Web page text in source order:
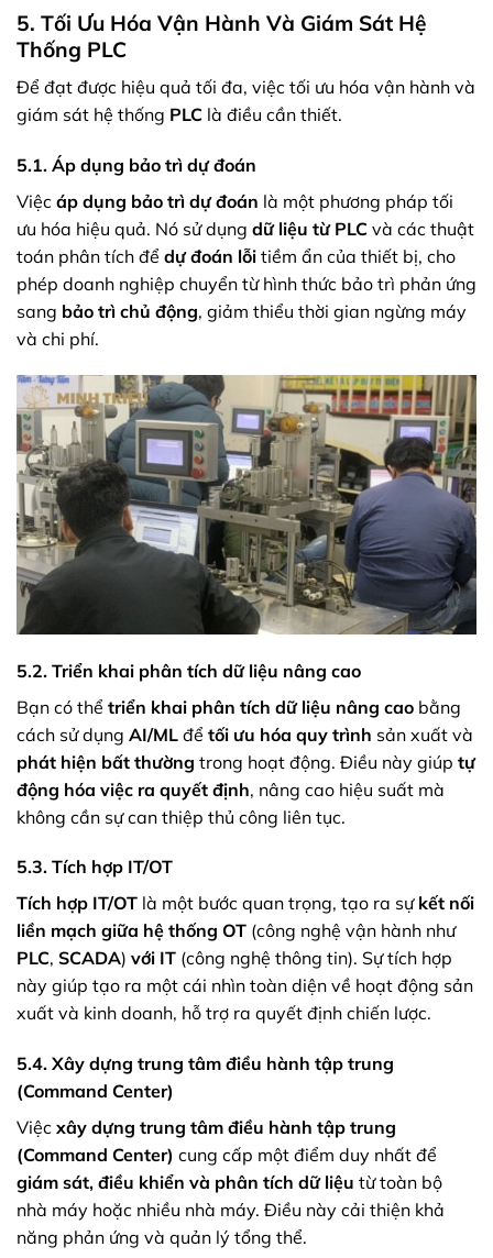
5. Tối Ưu Hóa Vận Hành Và Giám Sát Hệ
Thống PLC
Để đạt được hiệu quả tối đa, việc tối ưu hóa vận hành và
giám sát hệ thống PLC là điều cần thiết.
5.1. Áp dụng bảo trì dự đoán
Việc áp dụng bảo trì dự đoán là một phương pháp tối
ưu hóa hiệu quả. Nó sử dụng dữ liệu từ PLC và các thuật
toán phân tích để dự đoán lỗi tiềm ẩn của thiết bị, cho
phép doanh nghiệp chuyển từ hình thức bảo trì phản ứng
sang bảo trì chủ động, giảm thiểu thời gian ngừng máy
và chi phí.
5.2. Triển khai phân tích dữ liệu nâng cao
Bạn có thể triển khai phân tích dữ liệu nâng cao bằng
cách sử dụng AI/ML để tối ưu hóa quy trình sản xuất và
phát hiện bất thường trong hoạt động. Điều này giúp tự
động hóa việc ra quyết định, nâng cao hiệu suất mà
không cần sự can thiệp thủ công liên tục.
5.3. Tích hợp IT/OT
Tích hợp IT/OT là một bước quan trọng, tạo ra sự kết nối
liền mạch giữa hệ thống OT (công nghệ vận hành như
PLC, SCADA) với IT (công nghệ thông tin). Sự tích hợp
này giúp tạo ra một cái nhìn toàn diện về hoạt động sản
xuất và kinh doanh, hỗ trợ ra quyết định chiến lược.
5.4. Xây dựng trung tâm điều hành tập trung
(Command Center)
Việc xây dựng trung tâm điều hành tập trung
(Command Center) cung cấp một điểm duy nhất để
giám sát, điều khiển và phân tích dữ liệu từ toàn bộ
nhà máy hoặc nhiều nhà máy. Điều này cải thiện khả
năng phản ứng và quản lý tổng thể.